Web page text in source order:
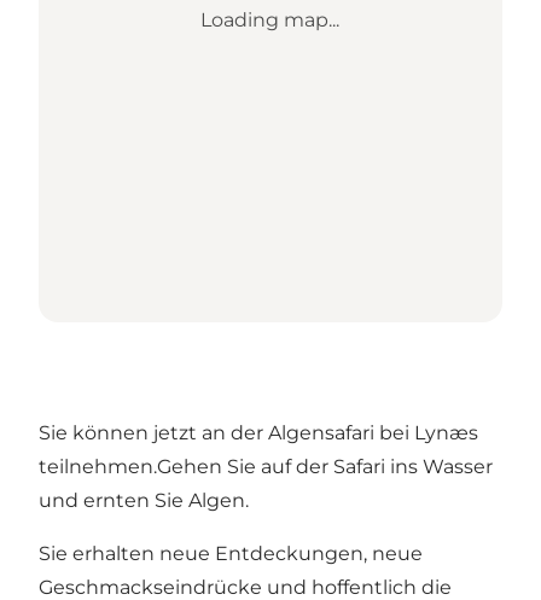
Loading map...
Sie können jetzt an der Algensafari bei Lynæs
teilnehmen.Gehen Sie auf der Safari ins Wasser
und ernten Sie Algen.
Sie erhalten neue Entdeckungen, neue
Geschmackseindrücke und hoffentlich die